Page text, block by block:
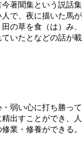
著聞集という説話
で、夜に描いた馬
の草を食（は）み
いたとなどの話が
・弱い心に打ち勝っ
出すことができ、
業・修養ができる。